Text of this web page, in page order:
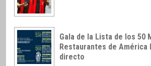
Gala de la Lista de los 50
Restaurantes de América
directo